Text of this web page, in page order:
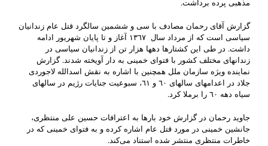
مذهبی پرده برداشت.
گزارش آقای رحمان مصادف با سی و ششمین سالگرد قتل عام زندانیان
سیاسی است که از مرداد سال ١٣٦٧ آغاز و تا پایان شهریور ادامه
داشت. در طی این کشتارها دهها هزار تن از زندانیان سیاسی در
زندانهای مختلف کشور با فتوای خمینی به دار آویخته شدند. گزارش
نماینده ویژه سازمان ملل همچنین با اشاره به نقش اسدالله لاجوردی
جلاد در اعدامهای سالهای ٦٠ و ٦١، سبوعیت جنایات رژیم در سالهای
سیاه دهه ٦٠ را برملا کرد.
جاوید رحمان در گزارش خود بارها به اعترافات حسین علی منتظری،
جانشین خمینی در مورد قتل عام اشاره کرده و به فتوای خمینی که در
خاطرات منتظری منتشر شده استناد می‌کند.